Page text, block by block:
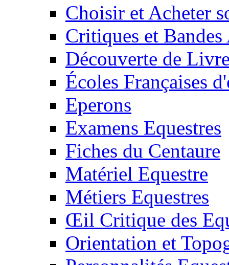
Choisir et Acheter
Critiques et
Découverte de
Écoles Françaises
Eperons
Examens Equestres
Fiches du Centaure
Matériel Equestre
Métiers Equestres
Œil Critique des
Orientation et